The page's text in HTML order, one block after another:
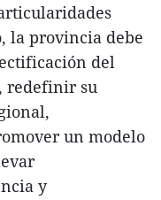
la provincia debe
del
redefinir su
un modelo
y